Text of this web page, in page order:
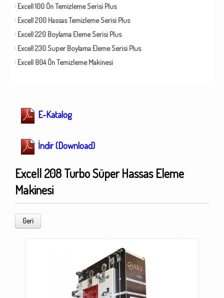
Excell 100 Ön Temizleme Serisi Plus
Excell 200 Hassas Temizleme Serisi Plus
Excell 220 Boylama Eleme Serisi Plus
Excell 230 Super Boylama Eleme Serisi Plus
Excell 804 Ön Temizleme Makinesi
E-Katalog
İndir (Download)
Excell 208 Turbo Süper Hassas Eleme
Makinesi
Geri